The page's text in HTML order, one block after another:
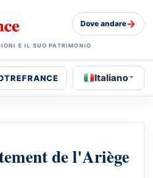
E IL SUO PATRIMONIO
Dove andare→
Italiano
de l'Ariège